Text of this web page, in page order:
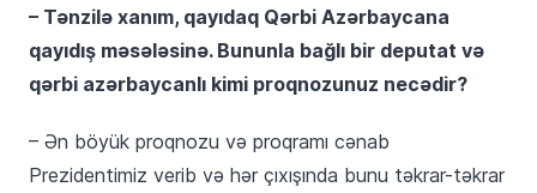
– Tənzilə xanım, qayıdaq Qərbi Azərbaycana
qayıdış məsələsinə. Bununla bağlı bir deputat və
qərbi azərbaycanlı kimi proqnozunuz necədir?
– Ən böyük proqnozu və proqramı cənab
Prezidentimiz verib və hər çıxışında bunu təkrar-təkrar